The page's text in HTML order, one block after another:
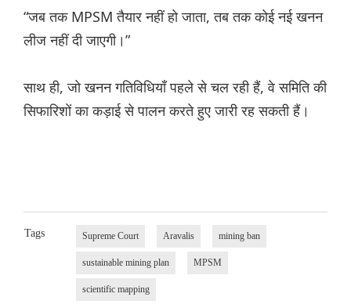
“जब तक MPSM तैयार नहीं हो जाता, तब तक कोई नई खनन
लीज नहीं दी जाएगी।”
साथ ही, जो खनन गतिविधियाँ पहले से चल रही हैं, वे समिति की
सिफारिशों का कड़ाई से पालन करते हुए जारी रह सकती हैं।
Tags Supreme Court Aravalis mining ban
sustainable mining plan MPSM
scientific mapping